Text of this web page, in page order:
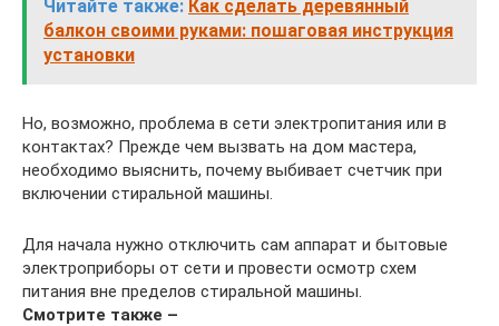
Читайте также: Как сделать деревянный
балкон своими руками: пошаговая инструкция
установки
Но, возможно, проблема в сети электропитания или в
контактах? Прежде чем вызвать на дом мастера,
необходимо выяснить, почему выбивает счетчик при
включении стиральной машины.
Для начала нужно отключить сам аппарат и бытовые
электроприборы от сети и провести осмотр схем
питания вне пределов стиральной машины.
Смотрите также –